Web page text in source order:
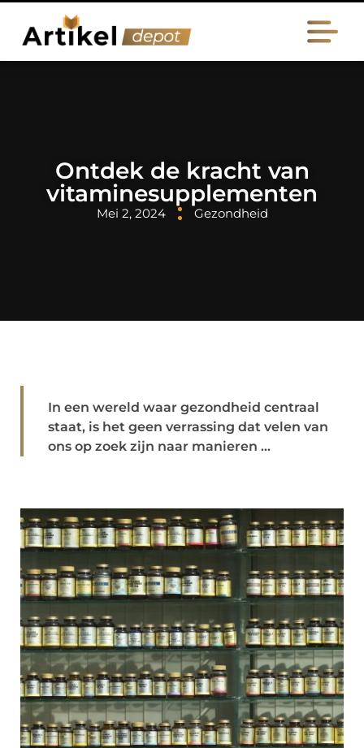
Ontdek de kracht van
vitaminesupplementen
Mei 2, 2024 Gezondheid
In een wereld waar gezondheid centraal
staat, is het geen verrassing dat velen van
ons op zoek zijn naar manieren ...